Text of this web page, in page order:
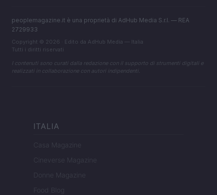
peoplemagazine.it è una proprietà di AdHub Media S.r.l. — REA
2729933
Copyright © 2026 · Edito da AdHub Media — Italia
Tutti i diritti riservati
I contenuti sono curati dalla redazione con il supporto di strumenti digitali e
realizzati in collaborazione con autori indipendenti.
ITALIA
Casa Magazine
Cineverse Magazine
Donne Magazine
Food Blog